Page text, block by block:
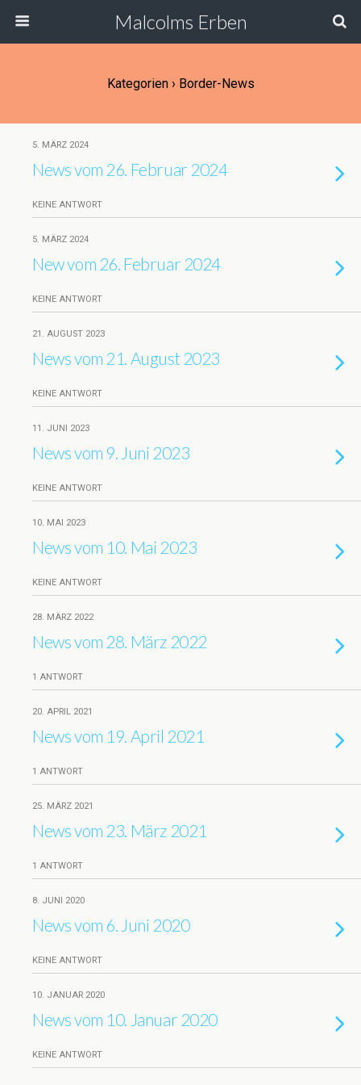
Malcolms Erben
Kategorien › Border-News
5. MÄRZ 2024
News vom 26. Februar 2024
KEINE ANTWORT
5. MÄRZ 2024
New vom 26. Februar 2024
KEINE ANTWORT
21. AUGUST 2023
News vom 21. August 2023
KEINE ANTWORT
11. JUNI 2023
News vom 9. Juni 2023
KEINE ANTWORT
10. MAI 2023
News vom 10. Mai 2023
KEINE ANTWORT
28. MÄRZ 2022
News vom 28. März 2022
1 ANTWORT
20. APRIL 2021
News vom 19. April 2021
1 ANTWORT
25. MÄRZ 2021
News vom 23. März 2021
1 ANTWORT
8. JUNI 2020
News vom 6. Juni 2020
KEINE ANTWORT
10. JANUAR 2020
News vom 10. Januar 2020
KEINE ANTWORT